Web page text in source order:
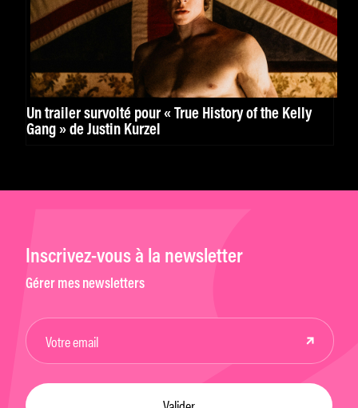
Un trailer survolté pour « True History of the Kelly
Gang » de Justin Kurzel
Inscrivez-vous à la newsletter
Gérer mes newsletters